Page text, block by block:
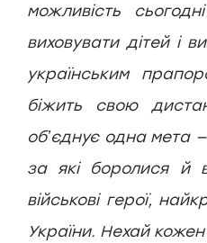
можливість
виховувати дітей і
українським
біжить свою
обʼєднує одна мета —
за які боролися й
військові герої,
України. Нехай